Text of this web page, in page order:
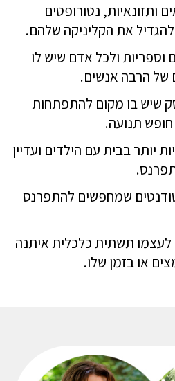
ותזונאיות, נטורופטים
להגדיל את הקליניקה שלהם.
ולכל אדם שיש לו
של הרבה אנשים.
שיש בו מקום להתפתחות
תנועה.
יותר בבית עם הילדים ועדיין
שמחפשים להתפרנס
לעצמו תשתית כלכלית איתנה
או בזמן שלו.